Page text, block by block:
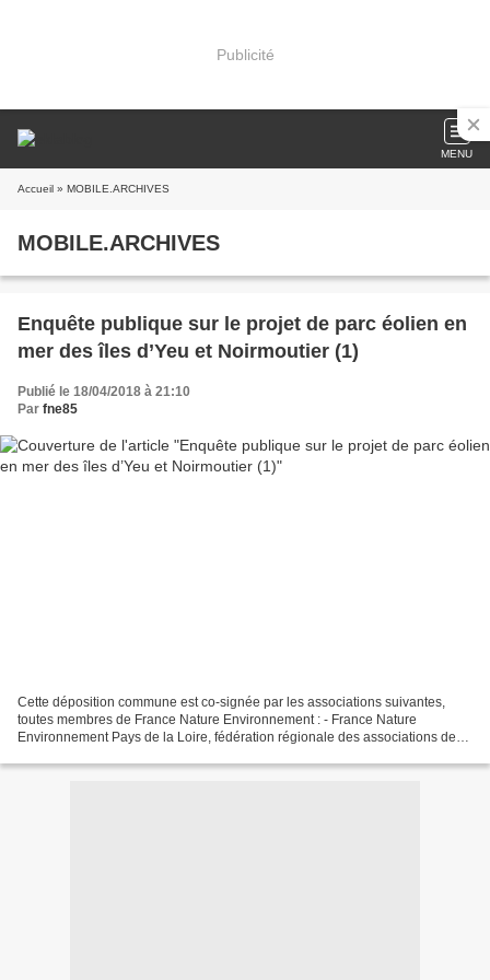
Publicité
MENU
Accueil » MOBILE.ARCHIVES
MOBILE.ARCHIVES
Enquête publique sur le projet de parc éolien en
mer des îles d’Yeu et Noirmoutier (1)
Publié le 18/04/2018 à 21:10
Par fne85
Cette déposition commune est co-signée par les associations suivantes,
toutes membres de France Nature Environnement : - France Nature
Environnement Pays de la Loire, fédération régionale des associations de